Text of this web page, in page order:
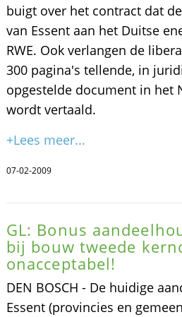
buigt over het contract dat
van Essent aan het Duitse
RWE. Ook verlangen de
300 pagina's tellende, in
opgestelde document in het
wordt vertaald.
+Lees meer...
07-02-2009
GL: Bonus
bij bouw tweede
onacceptabel!
DEN BOSCH - De huidige
Essent (provincies en